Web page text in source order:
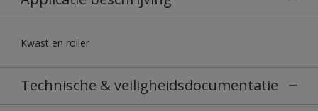
Kwast en roller
Technische & veiligheidsdocumentatie